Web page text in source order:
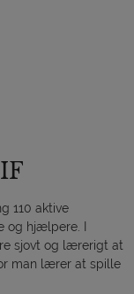
110 aktive
hjælpere. I
sjovt og lærerigt at
man lærer at spille